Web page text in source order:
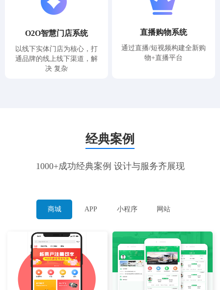
O2O智慧门店系统
以线下实体门店为核心，打
通品牌的线上线下渠道，解
决 复杂
直播购物系统
通过直播/短视频构建全新购
物+直播平台
经典案例
1000+成功经典案例 设计与服务齐展现
商城 APP 小程序 网站